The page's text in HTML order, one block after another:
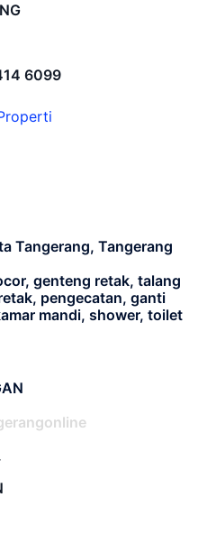
6099
Tangerang, Tangerang
genteng retak, talang
pengecatan, ganti
mandi, shower, toilet